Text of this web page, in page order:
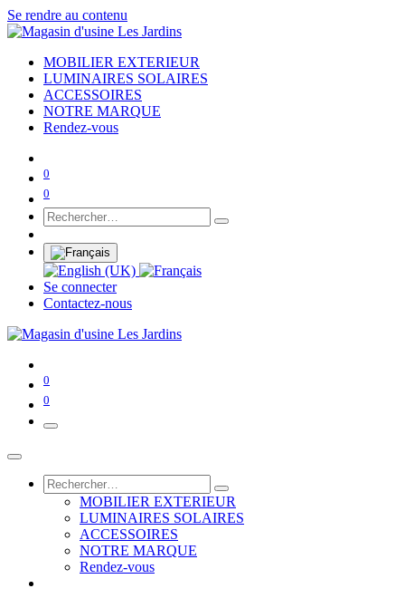
Se rendre au contenu
MOBILIER EXTERIEUR
LUMINAIRES SOLAIRES
ACCESSOIRES
NOTRE MARQUE
Rendez-vous
0
0
Se connecter
Contactez-nous
0
0
MOBILIER EXTERIEUR
LUMINAIRES SOLAIRES
ACCESSOIRES
NOTRE MARQUE
Rendez-vous